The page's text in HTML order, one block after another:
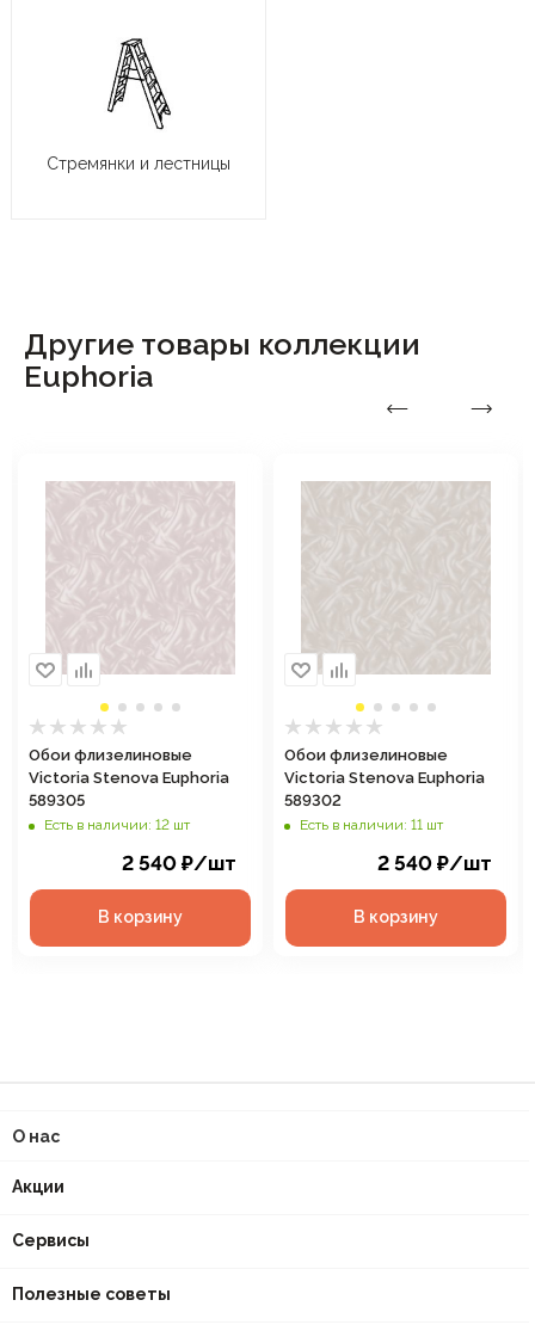
Стремянки и лестницы
Другие товары коллекции
Euphoria
Обои флизелиновые
Victoria Stenova Euphoria
589305
Есть в наличии: 12 шт
2 540 ₽/шт
В корзину
Обои флизелиновые
Victoria Stenova Euphoria
589302
Есть в наличии: 11 шт
2 540 ₽/шт
В корзину
О нас
Акции
Сервисы
Полезные советы